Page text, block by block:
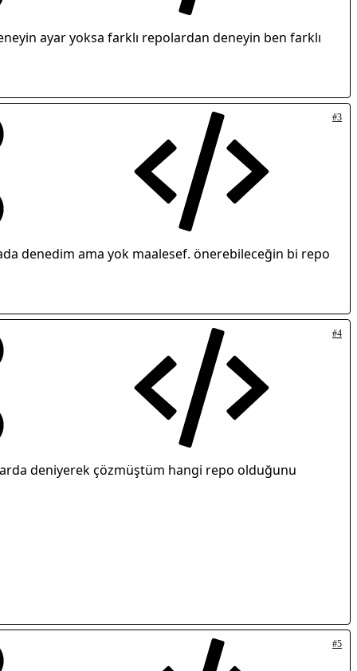
ayar yoksa farklı repolardan deneyin ben farklı
#3
denedim ama yok maalesef. önerebileceğin bi repo
#4
deniyerek çözmüştüm hangi repo olduğunu
#5